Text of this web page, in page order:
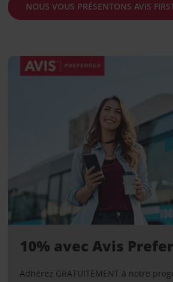
NOUS VOUS PRÉSENTONS AVIS
10% avec Avis
Adhérez GRATUITEMENT à notre